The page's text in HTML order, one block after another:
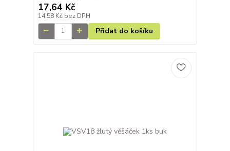
17,64 Kč
14,58 Kč bez DPH
Přidat do košíku